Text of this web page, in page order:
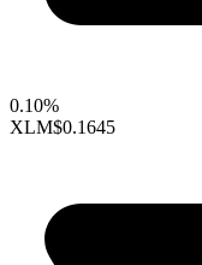
0.10%
XLM$0.1645